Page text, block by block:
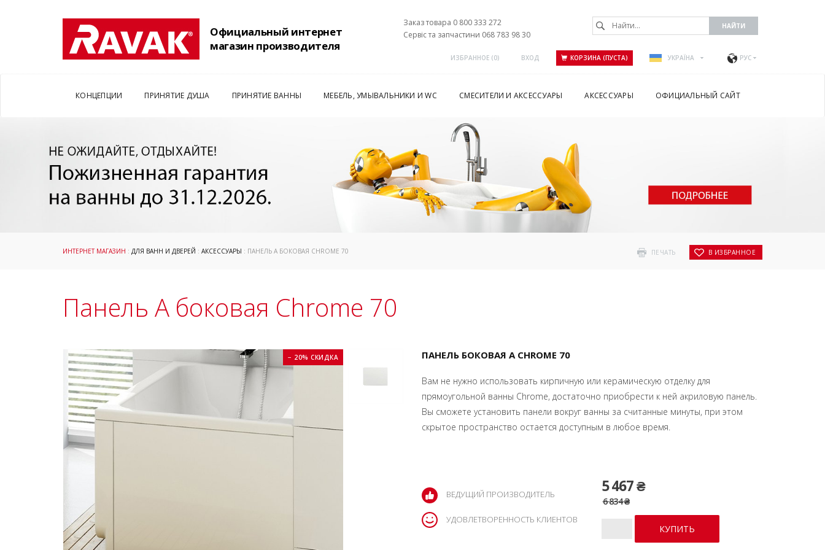
Официальный интернет
магазин производителя
Заказ товара 0 800 333 272
Сервіс та запчастини 068 783 98 30
ИЗБРАННОЕ (0) ВХОД КОРЗИНА (ПУСТА) УКРАЇНА РУС
КОНЦЕПЦИИ ПРИНЯТИЕ ДУША ПРИНЯТИЕ ВАННЫ МЕБЕЛЬ, УМЫВАЛЬНИКИ И WC СМЕСИТЕЛИ И АКСЕССУАРЫ АКСЕССУАРЫ ОФИЦИАЛЬНЫЙ САЙТ
ПЕЧАТЬ В ИЗБРАННОЕ
ИНТЕРНЕТ МАГАЗИН : ДЛЯ ВАНН И ДВЕРЕЙ : АКСЕССУАРЫ : ПАНЕЛЬ A БОКОВАЯ CHROME 70
Панель A боковая Chrome 70
− 20% СКИДКА ПАНЕЛЬ БОКОВАЯ A CHROME 70
Вам не нужно использовать кирпичную или керамическую отделку для
прямоугольной ванны Chrome, достаточно приобрести к ней акриловую панель.
Вы сможете установить панели вокруг ванны за считанные минуты, при этом
скрытое пространство остается доступным в любое время.
5 467 ₴
6 834 ₴
ВЕДУЩИЙ ПРОИЗВОДИТЕЛЬ
УДОВЛЕТВОРЕННОСТЬ КЛИЕНТОВ